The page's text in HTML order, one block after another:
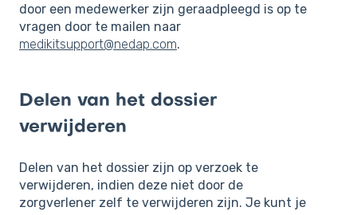
door een medewerker zijn geraadpleegd is op te
vragen door te mailen naar
medikitsupport@nedap.com.
Delen van het dossier
verwijderen
Delen van het dossier zijn op verzoek te
verwijderen, indien deze niet door de
zorgverlener zelf te verwijderen zijn. Je kunt je